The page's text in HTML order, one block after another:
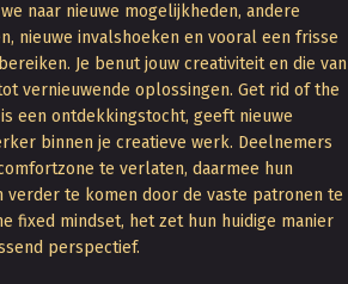
naar nieuwe mogelijkheden, andere
nieuwe invalshoeken en vooral een frisse
Je benut jouw creativiteit en die van
vernieuwende oplossingen. Get rid of the
een ontdekkingstocht, geeft nieuwe
binnen je creatieve werk. Deelnemers
te verlaten, daarmee hun
te komen door de vaste patronen te
fixed mindset, het zet hun huidige manier
perspectief.